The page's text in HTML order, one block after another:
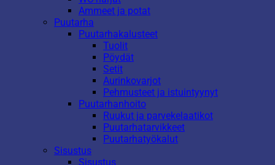
Ammeet ja potat
Puutarha
Puutarhakalusteet
Tuolit
Pöydät
Setit
Aurinkovarjot
Pehmusteet ja istuintyynyt
Puutarhanhoito
Ruukut ja parvekelaatikot
Puutarhatarvikkeet
Puutarhatyökalut
Sisustus
Sisustus